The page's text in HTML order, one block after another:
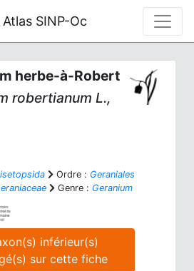
Atlas SINP-Oc
herbe-à-Robert
robertianum L.,
Ordre : Geraniales
Genre : Geranium
inférieur(s)
agrégé(s) sur cette fiche